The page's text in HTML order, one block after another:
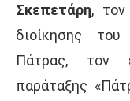
Σκεπετάρη, τον
διοίκησης του
Πάτρας, τον
παράταξης